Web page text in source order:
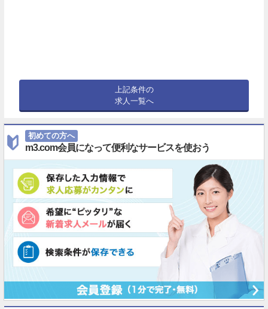
上記条件の
求人一覧へ
初めての方へ
m3.com会員になって便利なサービスを使おう